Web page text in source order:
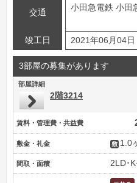
交通
小田急電鉄 小田
竣工日 2021年06月04日
3部屋の募集があります
部屋詳細
2階3214
賃料・管理費・共益費
敷金・礼金 1.0
間取・面積 2LD･